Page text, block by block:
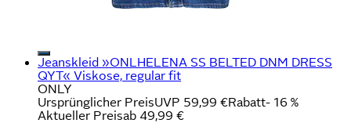
Jeanskleid »ONLHELENA SS BELTED DNM DRESS
QYT« Viskose, regular fit
ONLY
Ursprünglicher PreisUVP 59,99 €Rabatt- 16 %
Aktueller Preisab 49,99 €